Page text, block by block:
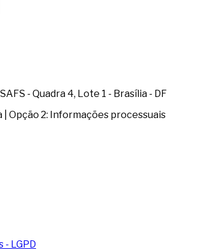
- Quadra 4, Lote 1 - Brasília - DF
Opção 2: Informações processuais
- LGPD